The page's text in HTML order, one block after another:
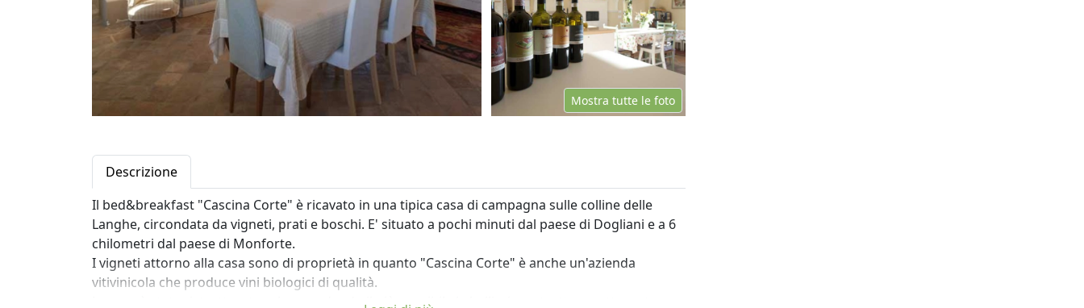
Mostra tutte le foto
Descrizione
Il bed&breakfast "Cascina Corte" è ricavato in una tipica casa di campagna sulle colline delle
Langhe, circondata da vigneti, prati e boschi. E' situato a pochi minuti dal paese di Dogliani e a 6
chilometri dal paese di Monforte.
I vigneti attorno alla casa sono di proprietà in quanto "Cascina Corte" è anche un'azienda
vitivinicola che produce vini biologici di qualità.
La casa è stata ristrutturata salvaguardando il più possibile la bellissima struttura settecentesca